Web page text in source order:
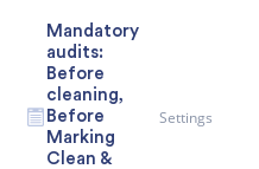
Mandatory
audits:
Before
cleaning,
Before
Marking
Clean &
Settings